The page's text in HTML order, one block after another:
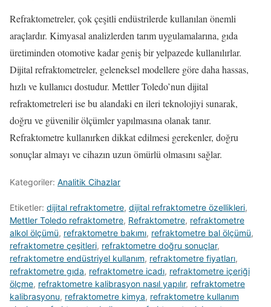
Refraktometreler, çok çeşitli endüstrilerde kullanılan önemli
araçlardır. Kimyasal analizlerden tarım uygulamalarına, gıda
üretiminden otomotive kadar geniş bir yelpazede kullanılırlar.
Dijital refraktometreler, geleneksel modellere göre daha hassas,
hızlı ve kullanıcı dostudur. Mettler Toledo’nun dijital
refraktometreleri ise bu alandaki en ileri teknolojiyi sunarak,
doğru ve güvenilir ölçümler yapılmasına olanak tanır.
Refraktometre kullanırken dikkat edilmesi gerekenler, doğru
sonuçlar almayı ve cihazın uzun ömürlü olmasını sağlar.
Kategoriler: Analitik Cihazlar
Etiketler: dijital refraktometre, dijital refraktometre özellikleri,
Mettler Toledo refraktometre, Refraktometre, refraktometre
alkol ölçümü, refraktometre bakımı, refraktometre bal ölçümü,
refraktometre çeşitleri, refraktometre doğru sonuçlar,
refraktometre endüstriyel kullanım, refraktometre fiyatları,
refraktometre gıda, refraktometre icadı, refraktometre içeriği
ölçme, refraktometre kalibrasyon nasıl yapılır, refraktometre
kalibrasyonu, refraktometre kimya, refraktometre kullanım